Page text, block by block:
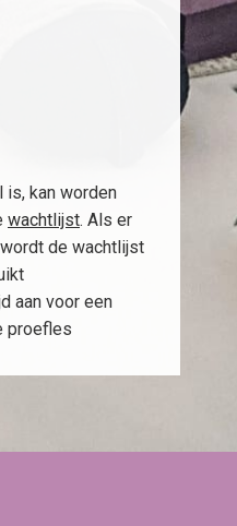
is, kan worden
wachtlijst. Als er
de wachtlijst
aan voor een
proefles